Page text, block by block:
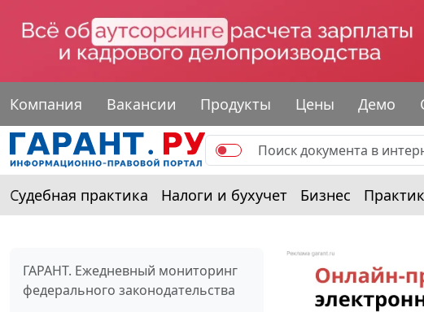
Компания Вакансии Продукты Цены Демо
Судебная практика Налоги и бухучет Бизнес
ГАРАНТ. Ежедневный мониторинг
федерального законодательства